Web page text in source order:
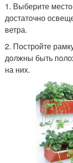
1. Выберите
достаточно
ветра.
2. Постройте
должны быть
на них.